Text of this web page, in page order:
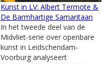
Kunst in LV: Albert Termote &
De Barmhartige Samaritaan
In het tweede deel van de
Midvliet-serie over openbare
kunst in Leidschendam-
Voorburg analyseert